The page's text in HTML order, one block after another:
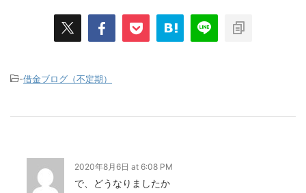
-借金ブログ（不定期）
2020年8月6日 at 6:08 PM
で、どうなりましたか